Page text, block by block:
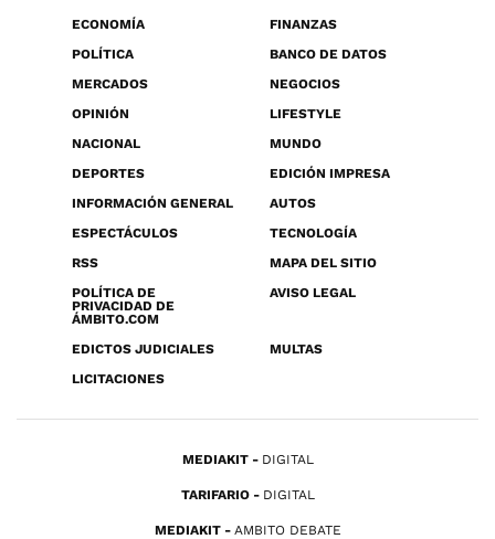
ECONOMÍA
FINANZAS
POLÍTICA
BANCO DE DATOS
MERCADOS
NEGOCIOS
OPINIÓN
LIFESTYLE
NACIONAL
MUNDO
DEPORTES
EDICIÓN IMPRESA
INFORMACIÓN GENERAL
AUTOS
ESPECTÁCULOS
TECNOLOGÍA
RSS
MAPA DEL SITIO
POLÍTICA DE
PRIVACIDAD DE
ÁMBITO.COM
AVISO LEGAL
EDICTOS JUDICIALES
MULTAS
LICITACIONES
MEDIAKIT DIGITAL
TARIFARIO DIGITAL
MEDIAKIT AMBITO DEBATE